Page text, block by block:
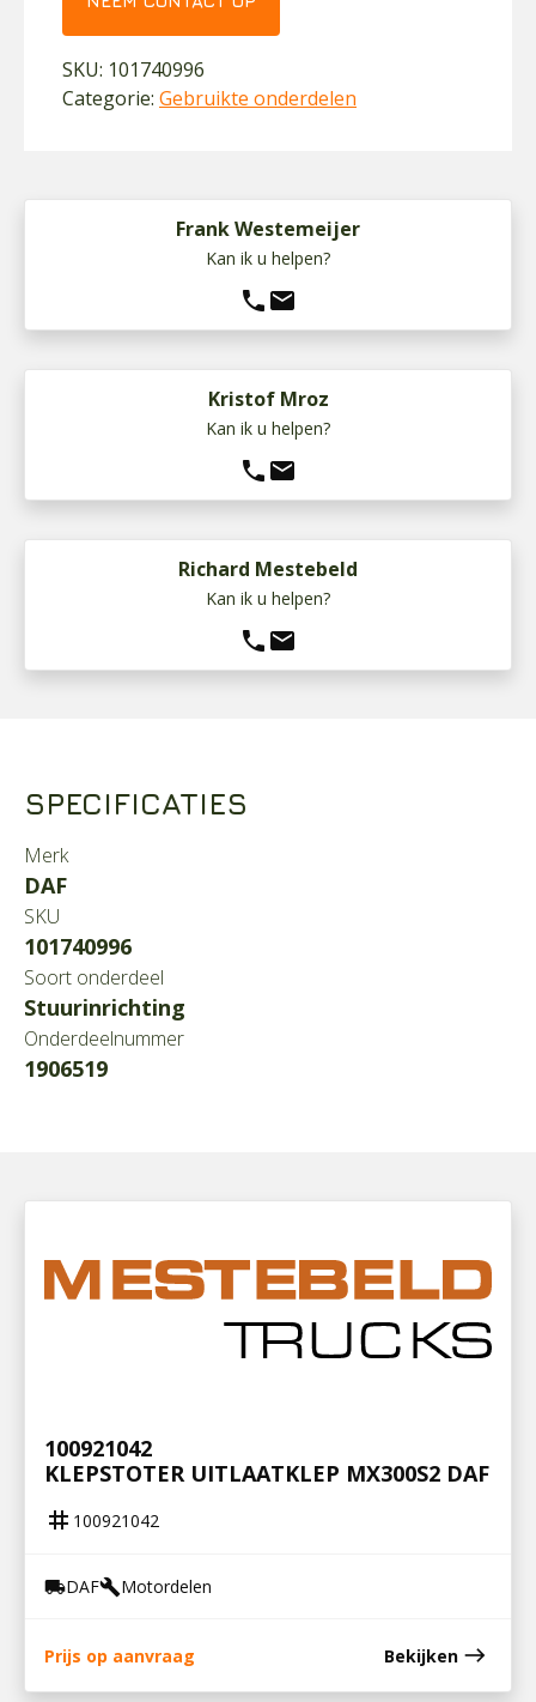
SKU: 101740996
Categorie: Gebruikte onderdelen
Frank Westemeijer
Kan ik u helpen?
phone mail
Kristof Mroz
Kan ik u helpen?
phone mail
Richard Mestebeld
Kan ik u helpen?
phone mail
SPECIFICATIES
Merk
DAF
SKU
101740996
Soort onderdeel
Stuurinrichting
Onderdeelnummer
1906519
100921042
KLEPSTOTER UITLAATKLEP MX300S2 DAF
tag 100921042
local_shippingDAFbuildMotordelen
Prijs op aanvraag Bekijken east